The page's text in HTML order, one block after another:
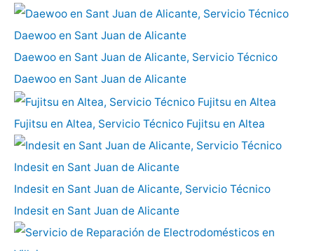
Daewoo en Sant Juan de Alicante, Servicio Técnico
Daewoo en Sant Juan de Alicante
Fujitsu en Altea, Servicio Técnico Fujitsu en Altea
Indesit en Sant Juan de Alicante, Servicio Técnico
Indesit en Sant Juan de Alicante